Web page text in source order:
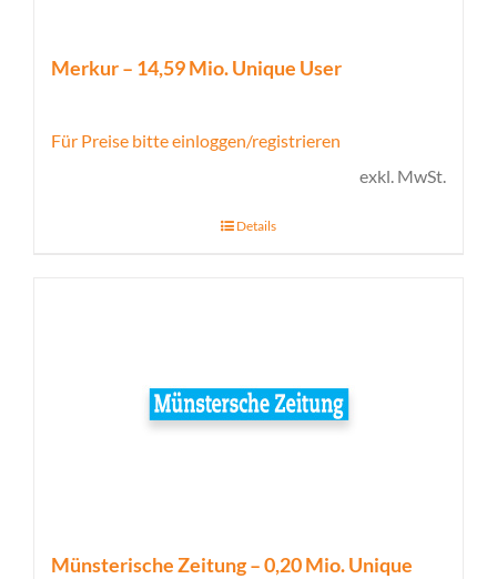
Merkur – 14,59 Mio. Unique User
Für Preise bitte einloggen/registrieren
exkl. MwSt.
Details
Münsterische Zeitung – 0,20 Mio. Unique